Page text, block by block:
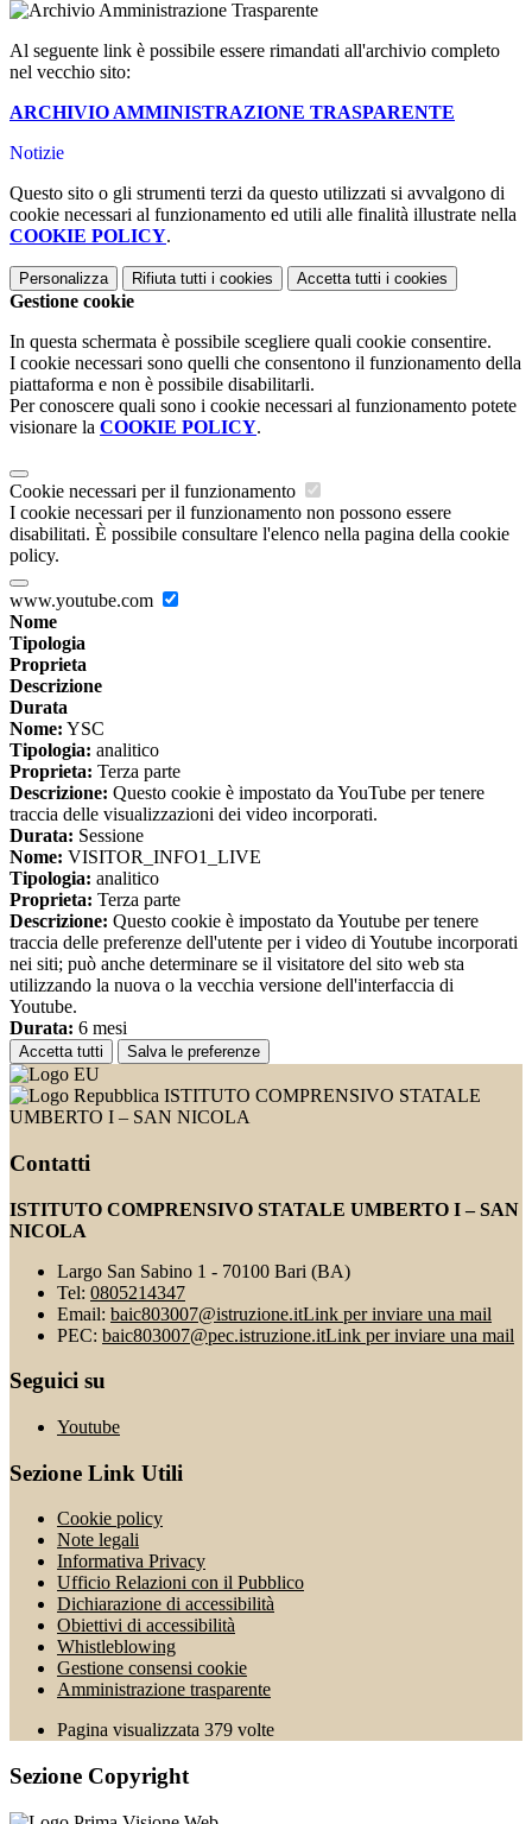
Al seguente link è possibile essere rimandati all'archivio completo
nel vecchio sito:
ARCHIVIO AMMINISTRAZIONE TRASPARENTE
Notizie
Questo sito o gli strumenti terzi da questo utilizzati si avvalgono di
cookie necessari al funzionamento ed utili alle finalità illustrate nella
COOKIE POLICY.
Personalizza Rifiuta tutti i cookies Accetta tutti i cookies
Gestione cookie
In questa schermata è possibile scegliere quali cookie consentire.
I cookie necessari sono quelli che consentono il funzionamento della
piattaforma e non è possibile disabilitarli.
Per conoscere quali sono i cookie necessari al funzionamento potete
visionare la COOKIE POLICY.
Cookie necessari per il funzionamento
I cookie necessari per il funzionamento non possono essere
disabilitati. È possibile consultare l'elenco nella pagina della cookie
policy.
www.youtube.com
Nome
Tipologia
Proprieta
Descrizione
Durata
Nome: YSC
Tipologia: analitico
Proprieta: Terza parte
Descrizione: Questo cookie è impostato da YouTube per tenere
traccia delle visualizzazioni dei video incorporati.
Durata: Sessione
Nome: VISITOR_INFO1_LIVE
Tipologia: analitico
Proprieta: Terza parte
Descrizione: Questo cookie è impostato da Youtube per tenere
traccia delle preferenze dell'utente per i video di Youtube incorporati
nei siti; può anche determinare se il visitatore del sito web sta
utilizzando la nuova o la vecchia versione dell'interfaccia di
Youtube.
Durata: 6 mesi
Accetta tutti Salva le preferenze
ISTITUTO COMPRENSIVO STATALE
UMBERTO I – SAN NICOLA
Contatti
ISTITUTO COMPRENSIVO STATALE UMBERTO I – SAN
NICOLA
Largo San Sabino 1 - 70100 Bari (BA)
Tel: 0805214347
Email: baic803007@istruzione.itLink per inviare una mail
PEC: baic803007@pec.istruzione.itLink per inviare una mail
Seguici su
Youtube
Sezione Link Utili
Cookie policy
Note legali
Informativa Privacy
Ufficio Relazioni con il Pubblico
Dichiarazione di accessibilità
Obiettivi di accessibilità
Whistleblowing
Gestione consensi cookie
Amministrazione trasparente
Pagina visualizzata 379 volte
Sezione Copyright